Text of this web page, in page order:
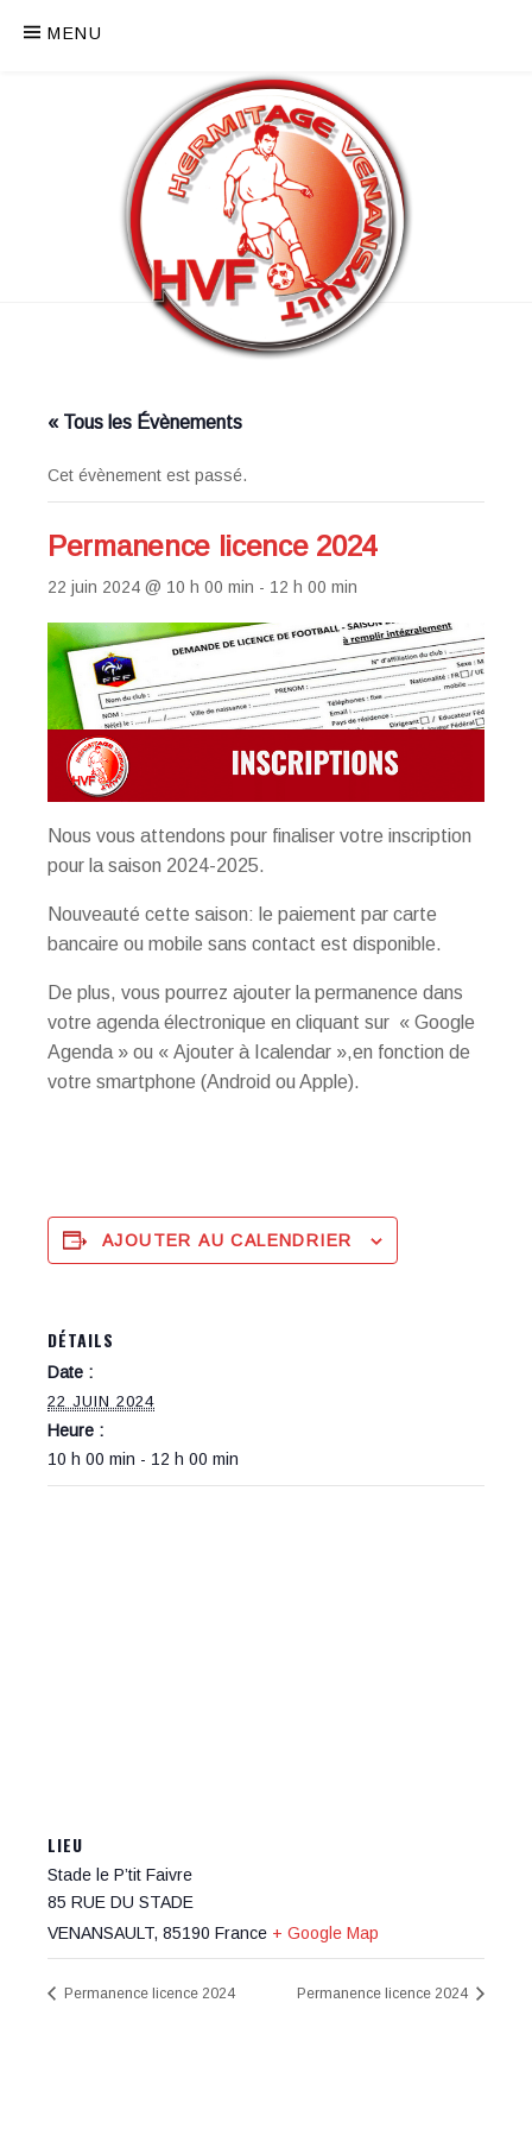
MENU
« Tous les Évènements
Cet évènement est passé.
Permanence licence 2024
22 juin 2024 @ 10 h 00 min - 12 h 00 min
Nous vous attendons pour finaliser votre inscription
pour la saison 2024-2025.
Nouveauté cette saison: le paiement par carte
bancaire ou mobile sans contact est disponible.
De plus, vous pourrez ajouter la permanence dans
votre agenda électronique en cliquant sur « Google
Agenda » ou « Ajouter à Icalendar »,en fonction de
votre smartphone (Android ou Apple).
AJOUTER AU CALENDRIER
DÉTAILS
Date :
22 JUIN 2024
Heure :
10 h 00 min - 12 h 00 min
LIEU
Stade le P’tit Faivre
85 RUE DU STADE
VENANSAULT, 85190 France + Google Map
Permanence licence 2024 Permanence licence 2024